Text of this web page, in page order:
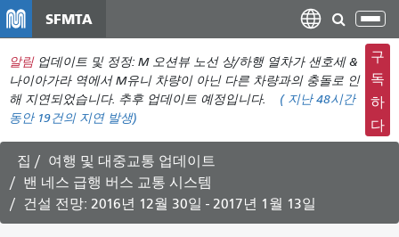
컨
텐
츠
건
너
뛰
기
SFMTA
탐
색
메
뉴
전
환
알림 업데이트 및 정정: M 오션뷰 노선 상/하행 열차가 샌호세 &
나이아가라 역에서 M유니 차량이 아닌 다른 차량과의 충돌로 인
해 지연되었습니다. 추후 업데이트 예정입니다.
( 지난 48시간
동안 19건의 지연 발생)
구
독
하
다
집
여행 및 대중교통 업데이트
밴 네스 급행 버스 교통 시스템
건설 전망: 2016년 12월 30일 - 2017년 1월 13일